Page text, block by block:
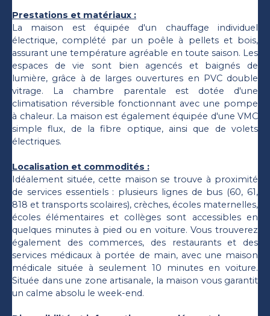
Prestations et matériaux :
La maison est équipée d'un chauffage individuel
électrique, complété par un poêle à pellets et bois,
assurant une température agréable en toute saison. Les
espaces de vie sont bien agencés et baignés de
lumière, grâce à de larges ouvertures en PVC double
vitrage. La chambre parentale est dotée d'une
climatisation réversible fonctionnant avec une pompe
à chaleur. La maison est également équipée d'une VMC
simple flux, de la fibre optique, ainsi que de volets
électriques.
Localisation et commodités :
Idéalement située, cette maison se trouve à proximité
de services essentiels : plusieurs lignes de bus (60, 61,
818 et transports scolaires), crèches, écoles maternelles,
écoles élémentaires et collèges sont accessibles en
quelques minutes à pied ou en voiture. Vous trouverez
également des commerces, des restaurants et des
services médicaux à portée de main, avec une maison
médicale située à seulement 10 minutes en voiture.
Située dans une zone artisanale, la maison vous garantit
un calme absolu le week-end.